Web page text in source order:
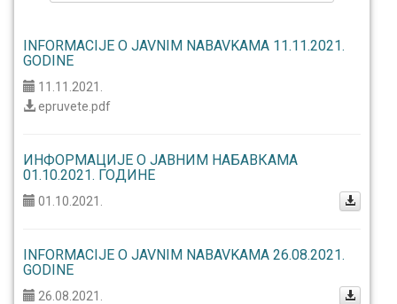
INFORMACIJE O JAVNIM NABAVKAMA 11.11.2021.
GODINE
11.11.2021.
epruvete.pdf
ИНФОРМАЦИЈЕ О ЈАВНИМ НАБАВКАМА
01.10.2021. ГОДИНЕ
01.10.2021.
INFORMACIJE O JAVNIM NABAVKAMA 26.08.2021.
GODINE
26.08.2021.